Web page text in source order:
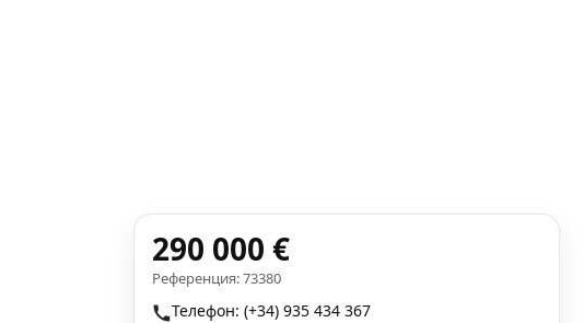
290 000 €
Референция: 73380
Телефон: (+34) 935 434 367